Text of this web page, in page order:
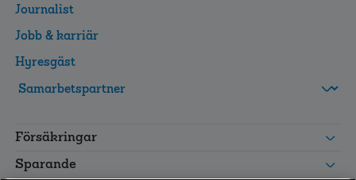
Journalist
Jobb & karriär
Hyresgäst
grupp
Leverantörswebb
Försäkringar
Sparande